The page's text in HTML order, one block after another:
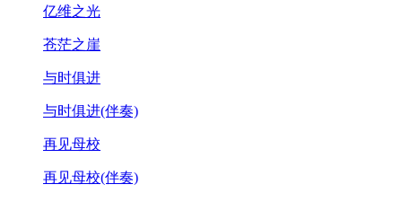
亿维之光
苍茫之崖
与时俱进
与时俱进(伴奏)
再见母校
再见母校(伴奏)